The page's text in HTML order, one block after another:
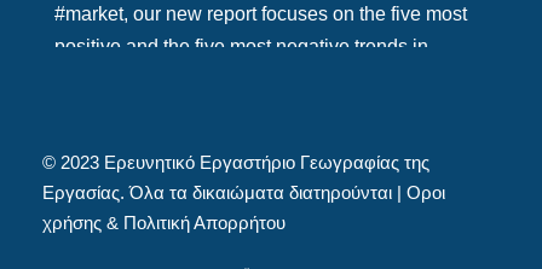
#market, our new report focuses on the five most
positive and the five most negative trends in
View on Facebook ·
Share
© 2023 Ερευνητικό Εργαστήριο Γεωγραφίας της
Εργασίας. Όλα τα δικαιώματα διατηρούνται | Οροι
χρήσης & Πολιτική Απορρήτου